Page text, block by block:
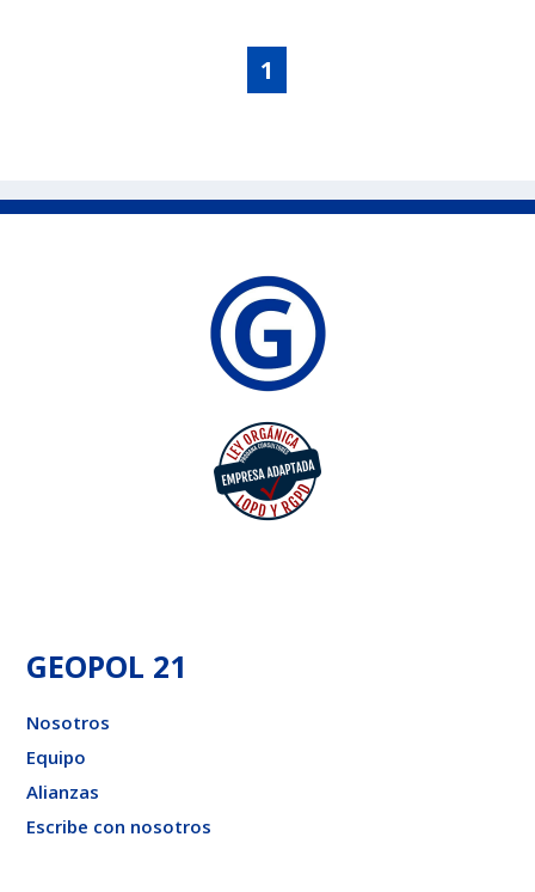
1
GEOPOL 21
Nosotros
Equipo
Alianzas
Escribe con nosotros